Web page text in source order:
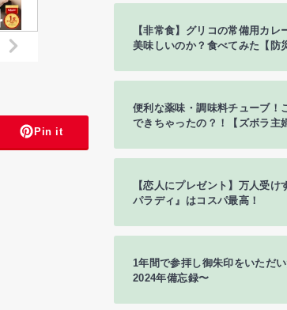
Pin it
【非常食】グリコの常備用カレ
美味しいのか？食べてみた【防
便利な薬味・調味料チューブ！
できちゃったの？！【ズボラ主
【恋人にプレゼント】万人受け
パラディ』はコスパ最高！
1年間で参拝し御朱印をいただ
2024年備忘録〜